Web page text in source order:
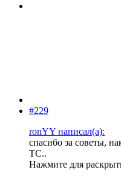
#229
ronYY написал(а):
спасибо за советы,
ТС..
Нажмите для